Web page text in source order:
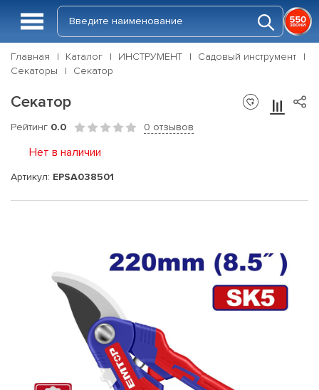
Главная Каталог ИНСТРУМЕНТ
Садовый инструмент
Секаторы
Секатор
Секатор
Рейтинг 0.0 0 отзывов
Нет в наличии
Артикул: EPSA038501